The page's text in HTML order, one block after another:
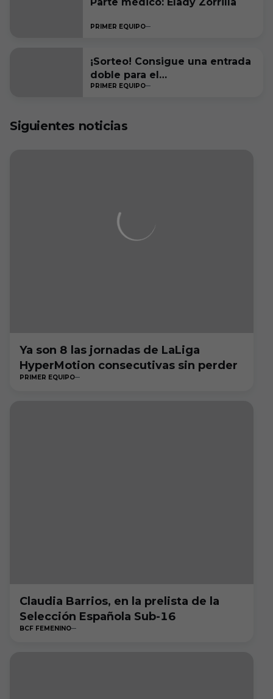
PRIMER EQUIPO
¡Sorteo! Consigue una entrada
doble para el
#RacingFerrolBurgosCF
PRIMER EQUIPO
Siguientes noticias
Ya son 8 las jornadas de LaLiga
HyperMotion consecutivas sin perder
PRIMER EQUIPO
Claudia Barrios, en la prelista de la
Selección Española Sub-16
BCF FEMENINO